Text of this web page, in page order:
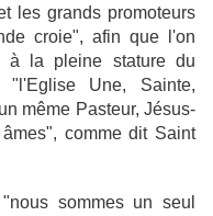
les grands promoteurs
croie", afin que l'on
à la pleine stature du
Une, Sainte,
même Pasteur, Jésus-
comme dit Saint
sommes un seul